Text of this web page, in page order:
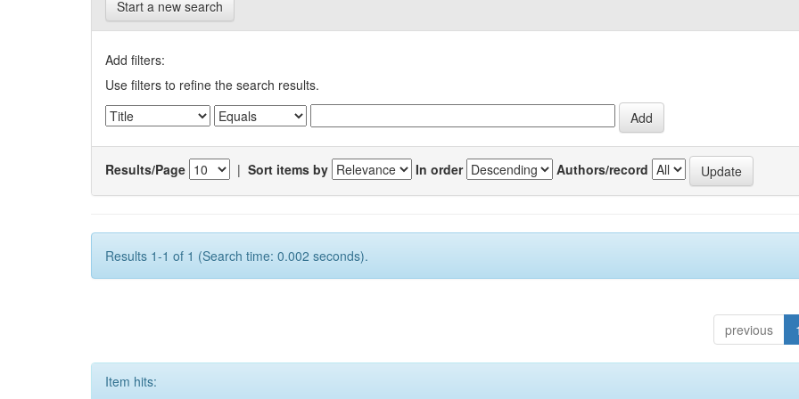
Start a new search
Add filters:
Use filters to refine the search results.
Results/Page | Sort items by In order Authors/record
Results 1-1 of 1 (Search time: 0.002 seconds).
previous 1
Item hits: